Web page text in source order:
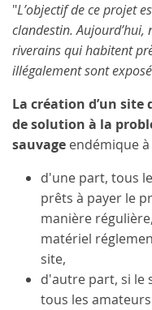
"L’objectif de ce projet
clandestin.
riverains qui habitent
illégalement sont
La création d’un site
de solution à la
sauvage endémique
d'une part, tous
prêts à payer le
manière
matériel
site,
d'autre part, si le
tous les